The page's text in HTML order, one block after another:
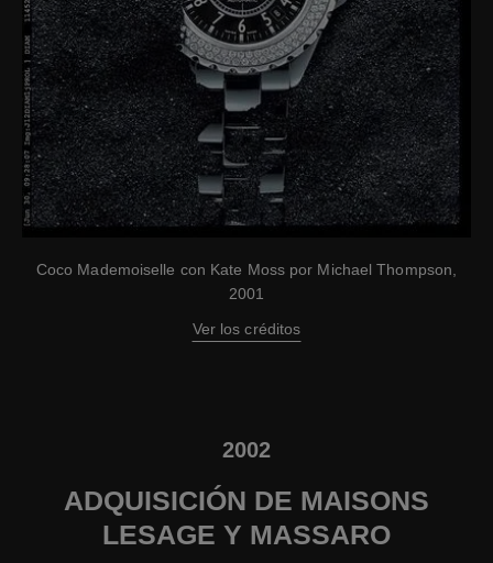
Coco Mademoiselle con Kate Moss por Michael Thompson,
2001
Ver los créditos
2002
ADQUISICIÓN DE MAISONS
LESAGE Y MASSARO